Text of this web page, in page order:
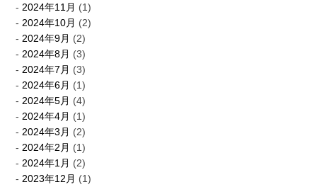
2024年11月 (1)
2024年10月 (2)
2024年9月 (2)
2024年8月 (3)
2024年7月 (3)
2024年6月 (1)
2024年5月 (4)
2024年4月 (1)
2024年3月 (2)
2024年2月 (1)
2024年1月 (2)
2023年12月 (1)